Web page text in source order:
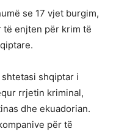
se 17 vjet burgim,
enjten për krim të
shqiptar i
rrjetin kriminal,
dhe ekuadorian.
për të